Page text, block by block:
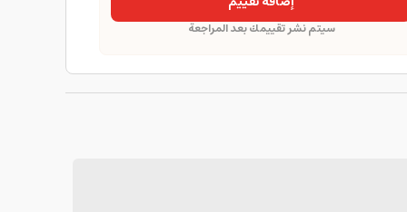
سيتم نشر تقييمك بعد المراجعة